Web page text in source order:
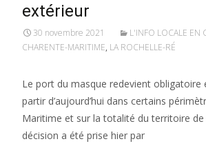
extérieur
30 novembre 2021
L'INFO LOCALE EN
CHARENTE-MARITIME, LA ROCHELLE-RÉ
Le port du masque redevient obligatoire
partir d’aujourd’hui dans certains
Maritime et sur la totalité du territoire de
décision a été prise hier par